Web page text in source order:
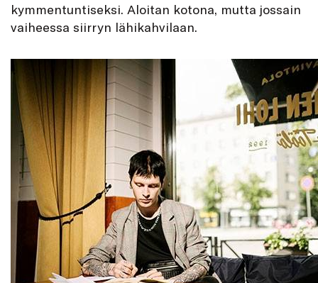
kymmentuntiseksi. Aloitan kotona, mutta jossain
vaiheessa siirryn lähikahvilaan.